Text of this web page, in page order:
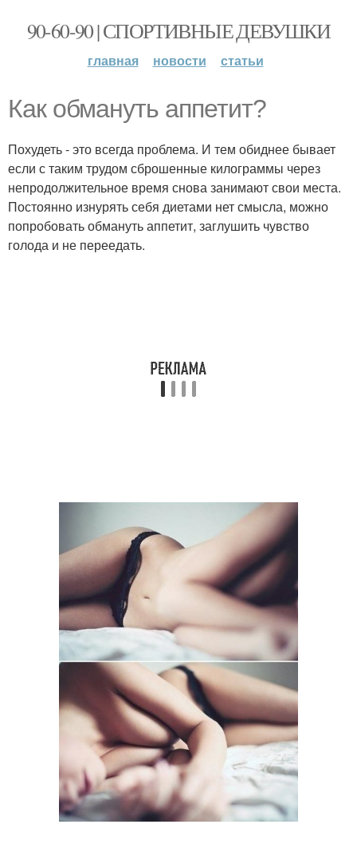
90-60-90 | СПОРТИВНЫЕ ДЕВУШКИ
главная новости статьи
Как обмануть аппетит?
Похудеть - это всегда проблема. И тем обиднее бывает
если с таким трудом сброшенные килограммы через
непродолжительное время снова занимают свои места.
Постоянно изнурять себя диетами нет смысла, можно
попробовать обмануть аппетит, заглушить чувство
голода и не переедать.